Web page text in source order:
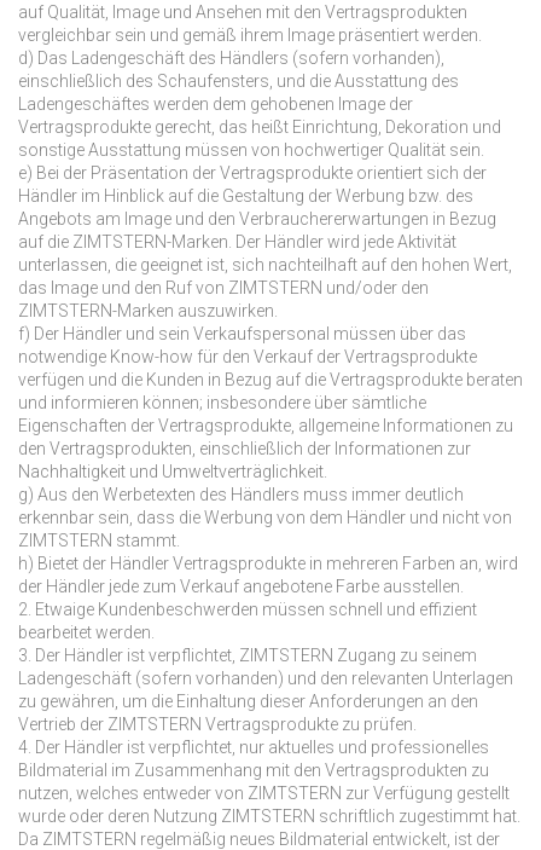
auf Qualität, Image und Ansehen mit den Vertragsprodukten
vergleichbar sein und gemäß ihrem Image präsentiert werden.
d) Das Ladengeschäft des Händlers (sofern vorhanden),
einschließlich des Schaufensters, und die Ausstattung des
Ladengeschäftes werden dem gehobenen Image der
Vertragsprodukte gerecht, das heißt Einrichtung, Dekoration und
sonstige Ausstattung müssen von hochwertiger Qualität sein.
e) Bei der Präsentation der Vertragsprodukte orientiert sich der
Händler im Hinblick auf die Gestaltung der Werbung bzw. des
Angebots am Image und den Verbrauchererwartungen in Bezug
auf die ZIMTSTERN-Marken. Der Händler wird jede Aktivität
unterlassen, die geeignet ist, sich nachteilhaft auf den hohen Wert,
das Image und den Ruf von ZIMTSTERN und/oder den
ZIMTSTERN-Marken auszuwirken.
f) Der Händler und sein Verkaufspersonal müssen über das
notwendige Know-how für den Verkauf der Vertragsprodukte
verfügen und die Kunden in Bezug auf die Vertragsprodukte beraten
und informieren können; insbesondere über sämtliche
Eigenschaften der Vertragsprodukte, allgemeine Informationen zu
den Vertragsprodukten, einschließlich der Informationen zur
Nachhaltigkeit und Umweltverträglichkeit.
g) Aus den Werbetexten des Händlers muss immer deutlich
erkennbar sein, dass die Werbung von dem Händler und nicht von
ZIMTSTERN stammt.
h) Bietet der Händler Vertragsprodukte in mehreren Farben an, wird
der Händler jede zum Verkauf angebotene Farbe ausstellen.
2. Etwaige Kundenbeschwerden müssen schnell und effizient
bearbeitet werden.
3. Der Händler ist verpflichtet, ZIMTSTERN Zugang zu seinem
Ladengeschäft (sofern vorhanden) und den relevanten Unterlagen
zu gewähren, um die Einhaltung dieser Anforderungen an den
Vertrieb der ZIMTSTERN Vertragsprodukte zu prüfen.
4. Der Händler ist verpflichtet, nur aktuelles und professionelles
Bildmaterial im Zusammenhang mit den Vertragsprodukten zu
nutzen, welches entweder von ZIMTSTERN zur Verfügung gestellt
wurde oder deren Nutzung ZIMTSTERN schriftlich zugestimmt hat.
Da ZIMTSTERN regelmäßig neues Bildmaterial entwickelt, ist der